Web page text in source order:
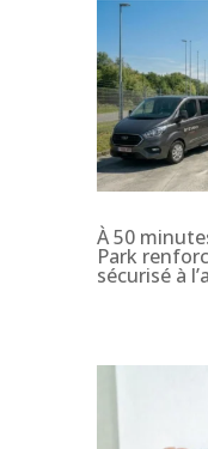
À 50
Park
sécurisé à